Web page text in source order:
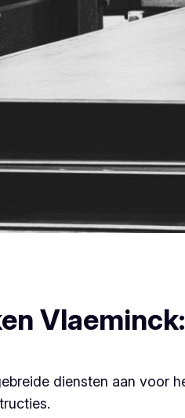
diensten aan voor